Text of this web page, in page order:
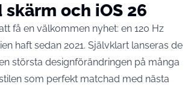
och iOS 26
få en välkommen nyhet: en 120 Hz
haft sedan 2021. Självklart lanseras de
största designförändringen på många
som perfekt matchad med nästa